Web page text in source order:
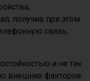
получив при этом
связь,
и не так
внешних факторов: